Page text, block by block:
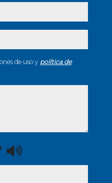
de uso y política de